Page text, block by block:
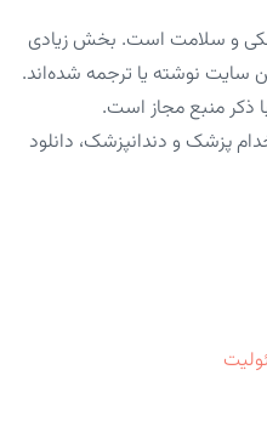
و سلامت است. بخش زیادی
سایت نوشته یا ترجمه شده‌اند.
ذکر منبع مجاز است.
پزشک و دندانپزشک، دانلود